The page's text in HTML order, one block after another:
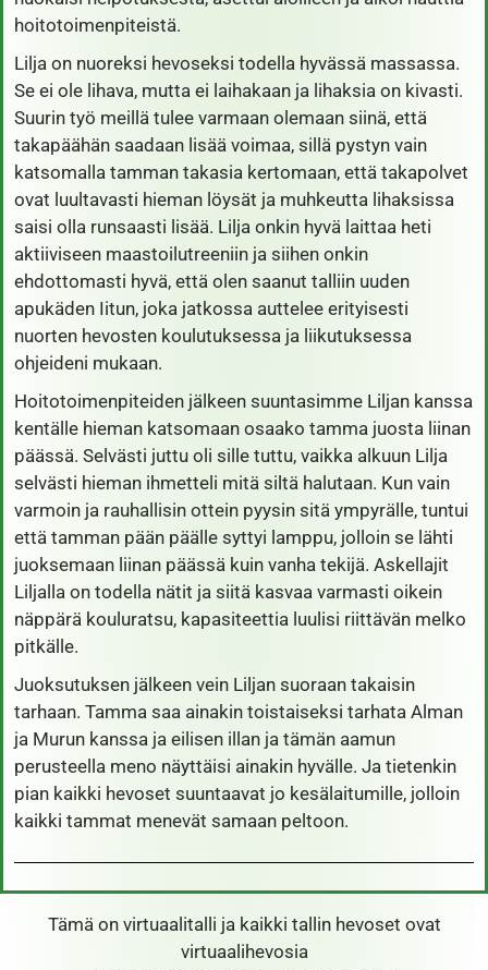
hoitotoimenpiteistä.
Lilja on nuoreksi hevoseksi todella hyvässä massassa.
Se ei ole lihava, mutta ei laihakaan ja lihaksia on kivasti.
Suurin työ meillä tulee varmaan olemaan siinä, että
takapäähän saadaan lisää voimaa, sillä pystyn vain
katsomalla tamman takasia kertomaan, että takapolvet
ovat luultavasti hieman löysät ja muhkeutta lihaksissa
saisi olla runsaasti lisää. Lilja onkin hyvä laittaa heti
aktiiviseen maastoilutreeniin ja siihen onkin
ehdottomasti hyvä, että olen saanut talliin uuden
apukäden Iitun, joka jatkossa auttelee erityisesti
nuorten hevosten koulutuksessa ja liikutuksessa
ohjeideni mukaan.
Hoitotoimenpiteiden jälkeen suuntasimme Liljan kanssa
kentälle hieman katsomaan osaako tamma juosta liinan
päässä. Selvästi juttu oli sille tuttu, vaikka alkuun Lilja
selvästi hieman ihmetteli mitä siltä halutaan. Kun vain
varmoin ja rauhallisin ottein pyysin sitä ympyrälle, tuntui
että tamman pään päälle syttyi lamppu, jolloin se lähti
juoksemaan liinan päässä kuin vanha tekijä. Askellajit
Liljalla on todella nätit ja siitä kasvaa varmasti oikein
näppärä kouluratsu, kapasiteettia luulisi riittävän melko
pitkälle.
Juoksutuksen jälkeen vein Liljan suoraan takaisin
tarhaan. Tamma saa ainakin toistaiseksi tarhata Alman
ja Murun kanssa ja eilisen illan ja tämän aamun
perusteella meno näyttäisi ainakin hyvälle. Ja tietenkin
pian kaikki hevoset suuntaavat jo kesälaitumille, jolloin
kaikki tammat menevät samaan peltoon.
Tämä on virtuaalitalli ja kaikki tallin hevoset ovat
virtuaalihevosia